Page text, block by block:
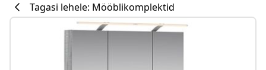
Tagasi lehele: Mööblikomplektid